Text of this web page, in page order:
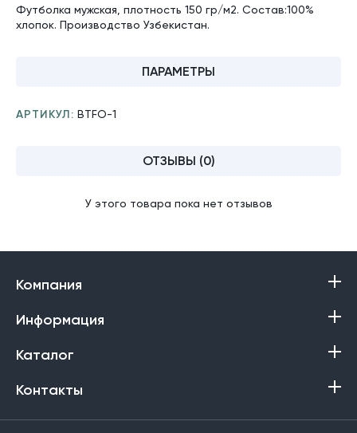
Футболка мужская, плотность 150 гр/м2. Состав:100%
хлопок. Производство Узбекистан.
ПАРАМЕТРЫ
АРТИКУЛ: BTFO-1
ОТЗЫВЫ (0)
У этого товара пока нет отзывов
Компания
Информация
Каталог
Контакты